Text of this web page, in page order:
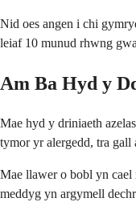
Nid oes angen i chi
leiaf 10 munud rhwng
Am Ba Hyd y
Mae hyd y driniaeth
tymor yr alergedd, tra
Mae llawer o bobl yn
meddyg yn argymell